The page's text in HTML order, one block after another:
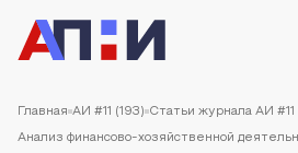
Главная АИ #11 (193) Статьи журнала АИ #11
Анализ финансово-хозяйственной